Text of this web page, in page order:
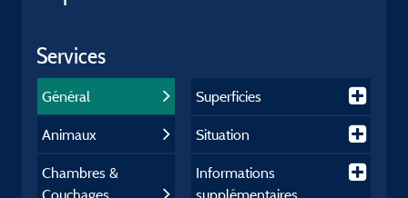
Services
Général
Animaux
Chambres &
Couchages
Superficies
Situation
Informations
supplémentaires